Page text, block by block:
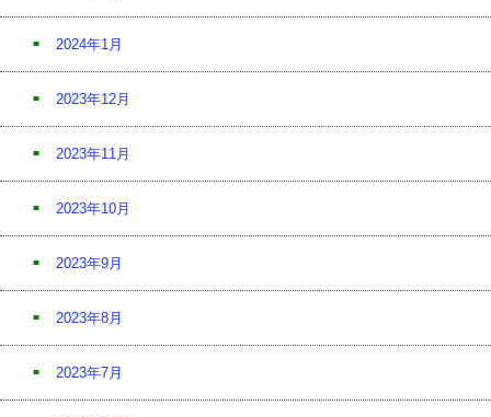
2024年1月
2023年12月
2023年11月
2023年10月
2023年9月
2023年8月
2023年7月